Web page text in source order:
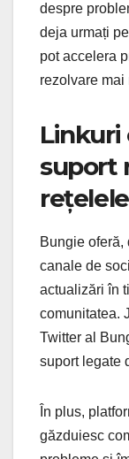
despre
deja urmați
pot accelera
rezolvare mai
Linkuri
suport
Bungie oferă,
canale de
actualizări în
comunitatea.
Twitter al
suport legate
În plus,
găzduiesc